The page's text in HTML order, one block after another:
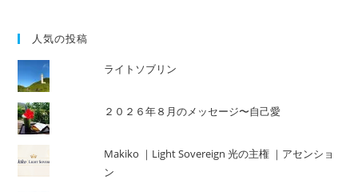
人気の投稿
ライトソブリン
２０２６年８月のメッセージ〜自己愛
Makiko ｜Light Sovereign 光の主権 ｜アセンショ
ン